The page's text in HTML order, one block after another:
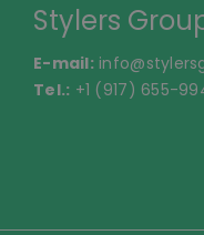
Stylers
E-mail:
Tel.: +1 (917) 655-